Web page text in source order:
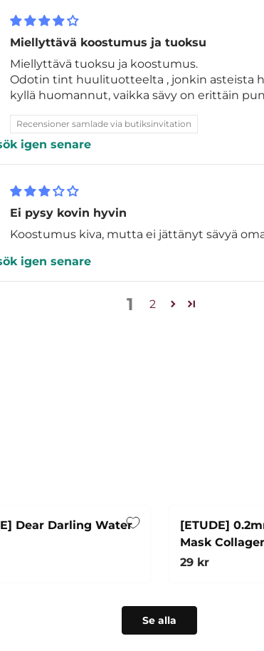
Miellyttävä koostumus ja tuoksu
Miellyttävä tuoksu ja koostumus.
Odotin tint huulituotteelta , jonkin asteista
kyllä huomannut, vaikka sävy on erittäin
Recensioner samlade via butiksinvitation
igen senare
Ei pysy kovin hyvin
Koostumus kiva, mutta ei jättänyt sävyä
igen senare
1 2
Dear Darling Water
[ETUDE]
Mask
Ordinarie pris
29 kr
Se alla